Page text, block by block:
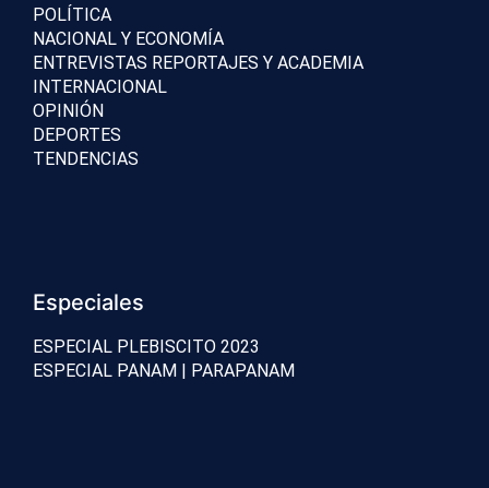
POLÍTICA
NACIONAL Y ECONOMÍA
ENTREVISTAS REPORTAJES Y ACADEMIA
INTERNACIONAL
OPINIÓN
DEPORTES
TENDENCIAS
Especiales
ESPECIAL PLEBISCITO 2023
ESPECIAL PANAM | PARAPANAM